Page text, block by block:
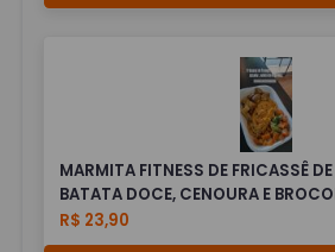
MARMITA FITNESS DE FRICASSÊ
BATATA DOCE, CENOURA E
R$ 23,90